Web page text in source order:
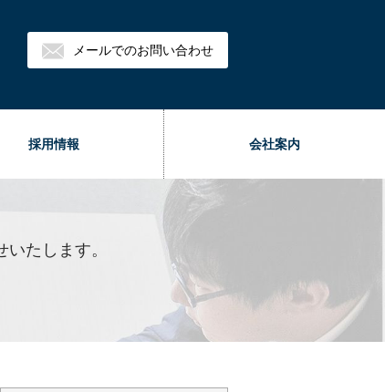
メールでのお問い合わせ
採用情報 会社案内
たします。